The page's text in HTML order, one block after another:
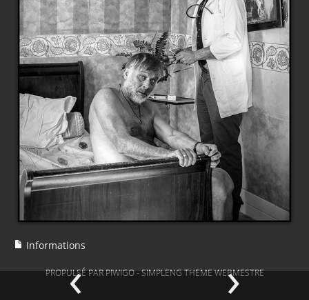
‹ ›
Informations
PROPULSÉ PARPIWIGO-SIMPLENG THEMEWEBMESTRE